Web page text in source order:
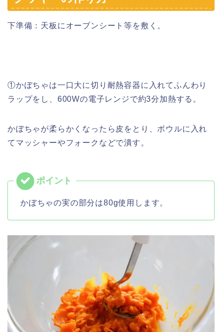
下準備：天板にオーブンシート等を敷く。
①かぼちゃは一口大に切り耐熱容器に入れてふんわり
ラップをし、600Wの電子レンジで約3分加熱する。
かぼちゃが柔らかくなったら皮をとり、ボウルに入れ
てマッシャーやフォークなどで潰す。
かぼちゃの実の部分は80g使用します。